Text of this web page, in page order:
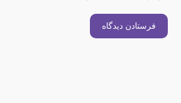
فرستادن دیدگاه